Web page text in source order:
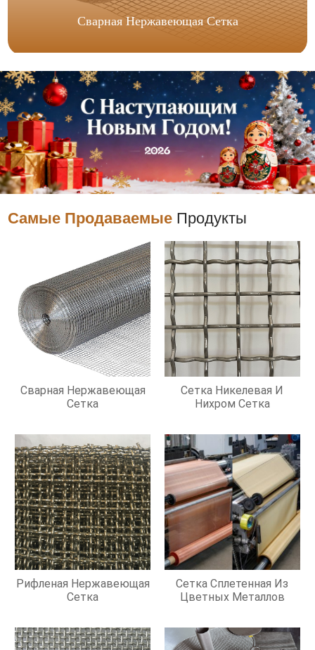
Сварная Нержавеющая Сетка
Самые Продаваемые Продукты
Сварная Нержавеющая
Сетка
Сетка Никелевая И
Нихром Сетка
Рифленая Нержавеющая
Сетка
Сетка Сплетенная Из
Цветных Металлов